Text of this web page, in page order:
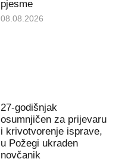
pjesme
08.08.2026
27-godišnjak
osumnjičen za prijevaru
i krivotvorenje isprave,
u Požegi ukraden
novčanik